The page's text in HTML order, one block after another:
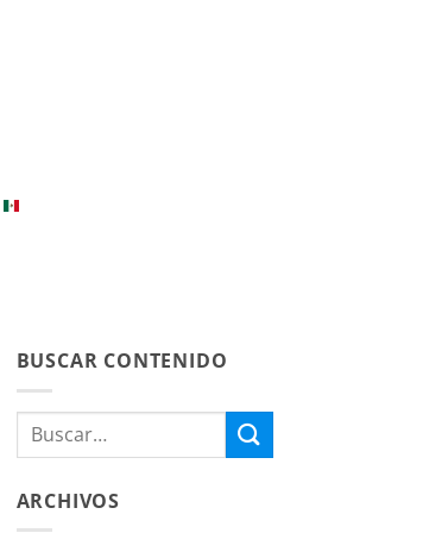
BUSCAR CONTENIDO
ARCHIVOS